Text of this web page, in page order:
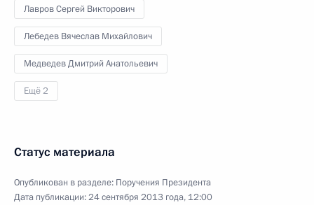
Лавров Сергей Викторович
Лебедев Вячеслав Михайлович
Медведев Дмитрий Анатольевич
Ещё 2
Статус материала
Опубликован в разделе: Поручения Президента
Дата публикации:24 сентября 2013 года, 12:00